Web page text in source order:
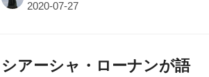
シアーシャ・ローナンが語